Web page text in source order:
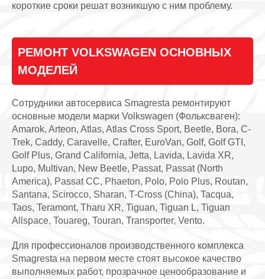
короткие сроки решат возникшую с ним проблему.
РЕМОНТ VOLKSWAGEN ОСНОВНЫХ
МОДЕЛЕЙ
Сотрудники автосервиса Smagresta ремонтируют
основные модели марки Volkswagen (Фольксваген):
Amarok, Arteon, Atlas, Atlas Cross Sport, Beetle, Bora, C-
Trek, Caddy, Caravelle, Crafter, EuroVan, Golf, Golf GTI,
Golf Plus, Grand California, Jetta, Lavida, Lavida XR,
Lupo, Multivan, New Beetle, Passat, Passat (North
America), Passat CC, Phaeton, Polo, Polo Plus, Routan,
Santana, Scirocco, Sharan, T-Cross (China), Tacqua,
Taos, Teramont, Tharu XR, Tiguan, Tiguan L, Tiguan
Allspace, Touareg, Touran, Transporter, Vento.
Для профессионалов производственного комплекса
Smagresta на первом месте стоят высокое качество
выполняемых работ, прозрачное ценообразование и